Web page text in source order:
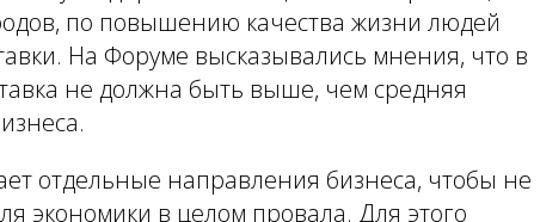
по повышению качества жизни людей
На Форуме высказывались мнения, что в
не должна быть выше, чем средняя
отдельные направления бизнеса, чтобы не
экономики в целом провала. Для этого